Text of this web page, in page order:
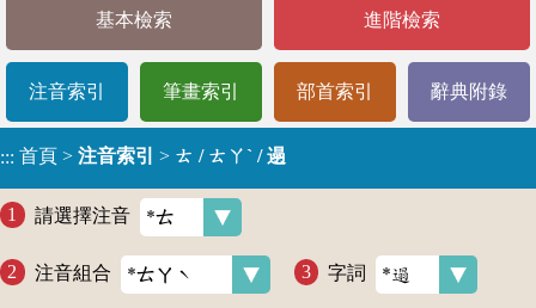
基本檢索 進階檢索
注音索引 筆畫索引 部首索引 辭典附錄
::: 首頁 > 注音索引 > ㄊ / ㄊㄚˋ / 遢
請選擇注音
注音組合 字詞